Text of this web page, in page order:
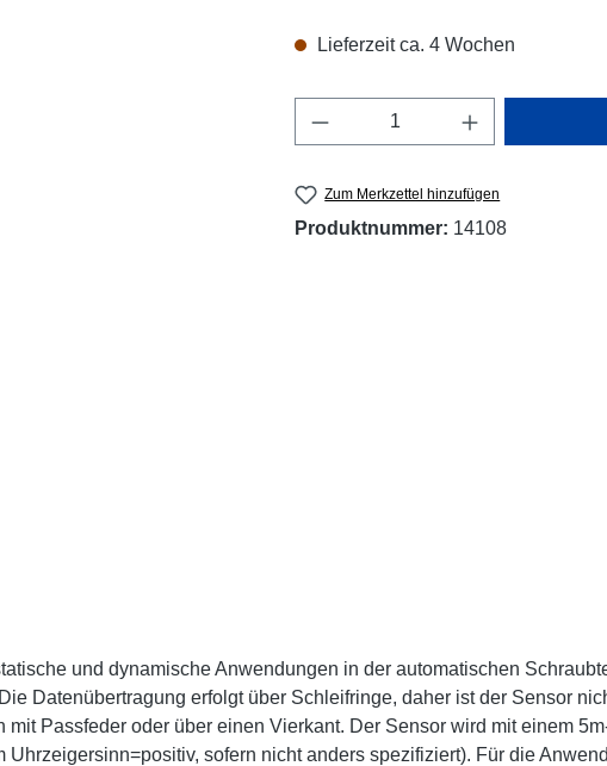
Lieferzeit ca. 4 Wochen
Produkt Anzahl: Gib
Zum Merkzettel hinzufügen
Produktnummer: 14108
und dynamische Anwendungen in der automatischen
Datenübertragung erfolgt über Schleifringe, daher ist der Sensor
Passfeder oder über einen Vierkant. Der Sensor wird mit einem
sofern nicht anders spezifiziert). Für die